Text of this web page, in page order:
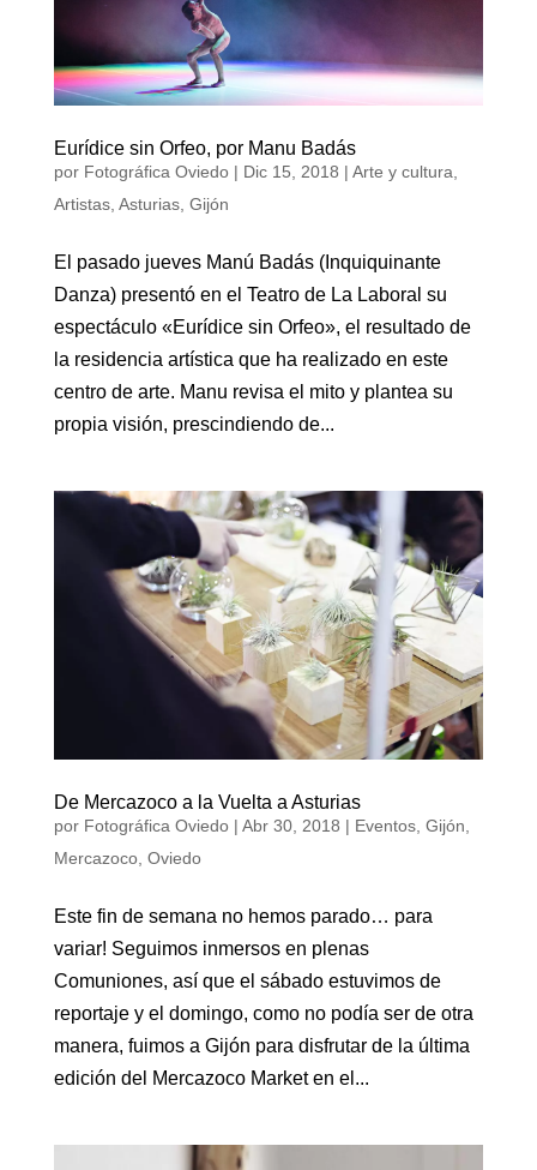
Eurídice sin Orfeo, por Manu Badás
por Fotográfica Oviedo| Dic 15, 2018 | Arte y cultura
Artistas, Asturias, Gijón
El pasado jueves Manú Badás (Inquiquinante
Danza) presentó en el Teatro de La Laboral su
espectáculo «Eurídice sin Orfeo», el resultado de
la residencia artística que ha realizado en este
centro de arte. Manu revisa el mito y plantea su
propia visión, prescindiendo de...
De Mercazoco a la Vuelta a Asturias
por Fotográfica Oviedo| Abr 30, 2018 | Eventos, Gijón
Mercazoco, Oviedo
Este fin de semana no hemos parado… para
variar! Seguimos inmersos en plenas
Comuniones, así que el sábado estuvimos de
reportaje y el domingo, como no podía ser de otra
manera, fuimos a Gijón para disfrutar de la última
edición del Mercazoco Market en el...